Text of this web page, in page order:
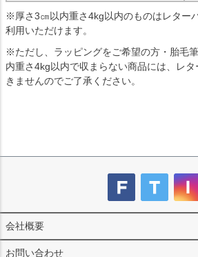
※厚さ3㎝以内重さ4kg以内のものはレター
利用いただけます。
※ただし、ラッピングをご希望の方・胎毛
内重さ4kg以内で収まらない商品には、レ
きませんのでご了承ください。
会社概要
お問い合わせ